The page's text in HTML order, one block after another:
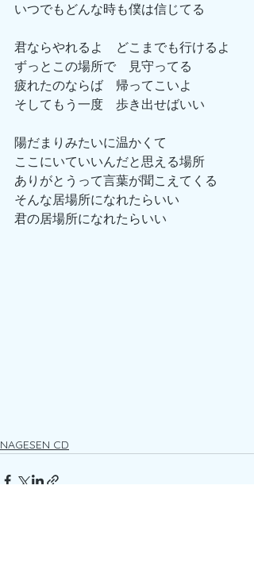
いつでもどんな時も僕は信じてる
君ならやれるよ　どこまでも行けるよ
ずっとこの場所で　見守ってる
疲れたのならば　帰ってこいよ
そしてもう一度　歩き出せばいい
陽だまりみたいに温かくて
ここにいていいんだと思える場所
ありがとうって言葉が聞こえてくる
そんな居場所になれたらいい
君の居場所になれたらいい
NAGESEN CD